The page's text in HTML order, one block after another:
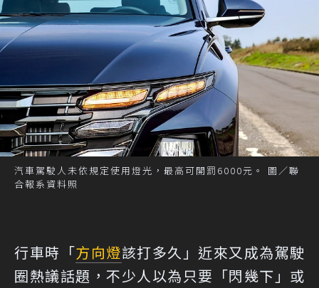
汽車駕駛人未依規定使用燈光，最高可開罰6000元。 圖／聯
合報系資料照
行車時「方向燈該打多久」近來又成為駕駛
圈熱議話題，不少人以為只要「閃幾下」或